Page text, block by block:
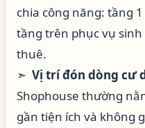
chia công năng: tầng
tầng trên phục vụ
thuê.
➣ Vị trí đón dòng cư
Shophouse thường
gần tiện ích và không